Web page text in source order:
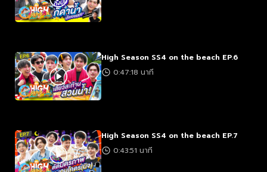
High Season SS4 on the beach EP.6
0:47:18 นาที
High Season SS4 on the beach EP.7
0:43:51 นาที